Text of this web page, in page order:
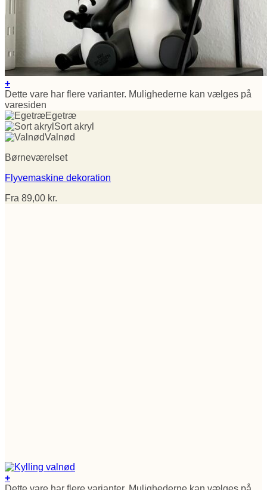
+
Dette vare har flere varianter. Mulighederne kan vælges på
varesiden
Egetræ
Sort akryl
Valnød
Børneværelset
Flyvemaskine dekoration
Fra 89,00 kr.
+